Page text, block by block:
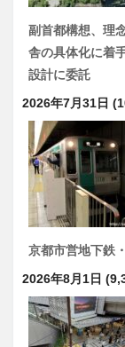
副首都構想、理
舎の具体化に着
設計に委託
2026年7月31日
京都市営地下鉄
2026年8月1日